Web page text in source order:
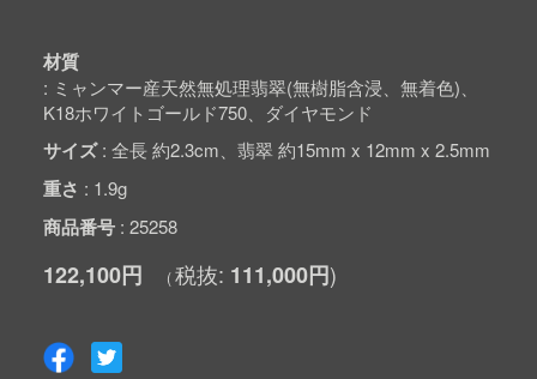
材質
ミャンマー産天然無処理翡翠(無樹脂含浸、無着色)、
K18ホワイトゴールド750、ダイヤモンド
サイズ 全長 約2.3cm、翡翠 約15mm x 12mm x 2.5mm
重さ 1.9g
商品番号 25258
122,100円 111,000円